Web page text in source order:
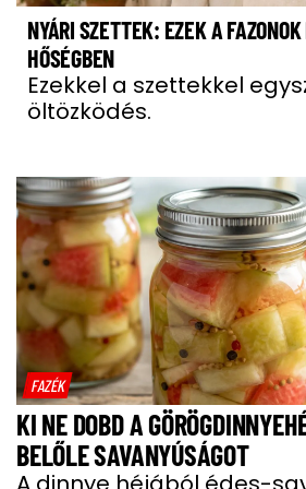
NYÁRI SZETTEK: EZEK A
HŐSÉGBEN
Ezekkel a szettekkel
öltözködés.
FAZÉK
KI NE DOBD A
BELŐLE SAVANYÚSÁGOT